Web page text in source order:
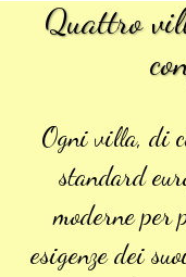
Quattro
Ogni villa, di
standard
moderne per
esigenze dei